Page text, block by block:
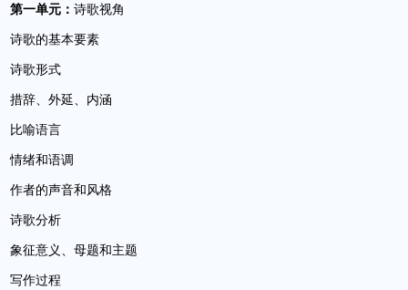
第一单元：诗歌视角
诗歌的基本要素
诗歌形式
措辞、外延、内涵
比喻语言
情绪和语调
作者的声音和风格
诗歌分析
象征意义、母题和主题
写作过程